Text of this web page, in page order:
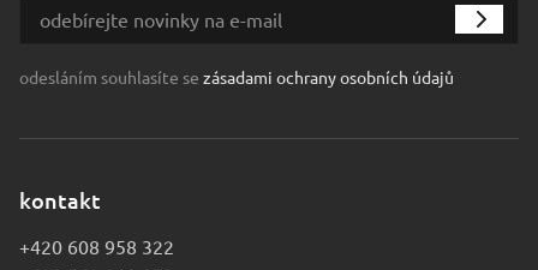
odesláním souhlasíte se zásadami ochrany osobních údajů
kontakt
+420 608 958 322